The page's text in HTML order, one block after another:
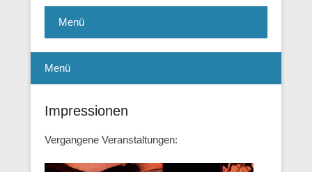
Menü
Menü
Impressionen
Vergangene Veranstaltungen: